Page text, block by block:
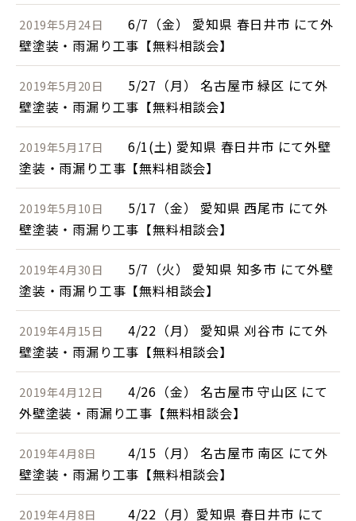
2019年5月24日
6/7（金） 愛知県 春日井市 にて外
壁塗装・雨漏り工事【無料相談会】
2019年5月20日
5/27（月） 名古屋市 緑区 にて外
壁塗装・雨漏り工事【無料相談会】
2019年5月17日
6/1(土) 愛知県 春日井市 にて外壁
塗装・雨漏り工事【無料相談会】
2019年5月10日
5/17（金） 愛知県 西尾市 にて外
壁塗装・雨漏り工事【無料相談会】
2019年4月30日
5/7（火） 愛知県 知多市 にて外壁
塗装・雨漏り工事【無料相談会】
2019年4月15日
4/22（月） 愛知県 刈谷市 にて外
壁塗装・雨漏り工事【無料相談会】
2019年4月12日
4/26（金） 名古屋市 守山区 にて
外壁塗装・雨漏り工事【無料相談会】
2019年4月8日
4/15（月） 名古屋市 南区 にて外
壁塗装・雨漏り工事【無料相談会】
2019年4月8日 4/22（月）愛知県 春日井市 にて